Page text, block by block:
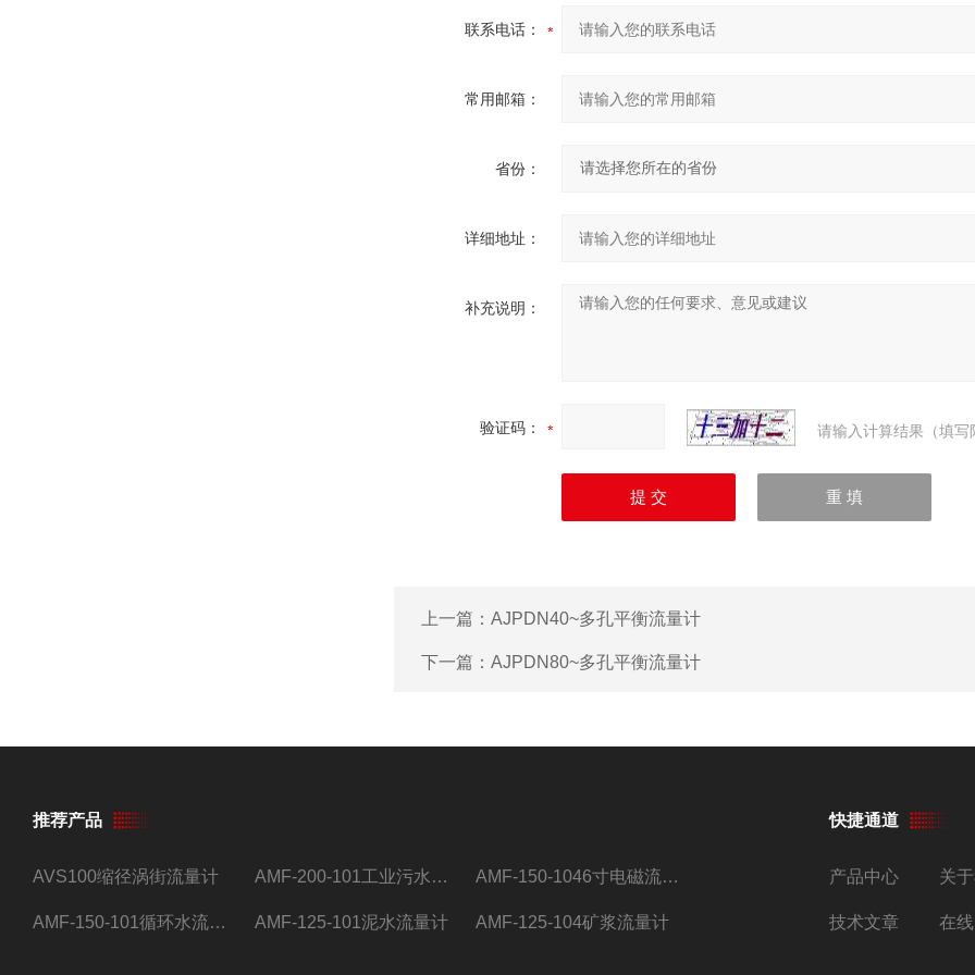
联系电话：
常用邮箱：
省份：
详细地址：
补充说明：
验证码： 请输入计算结果（填
上一篇： AJPDN40~多孔平衡流量计
下一篇： AJPDN80~多孔平衡流量计
推荐产品
AVS100缩径涡街流量计 AMF-200-101工业污水流量计 AMF-150-1046寸电磁流量计
AMF-150-101循环水流量计,电磁流量计 AMF-125-101泥水流量计 AMF-125-104矿浆流量计
快捷通道
产品中心 关
技术文章 在